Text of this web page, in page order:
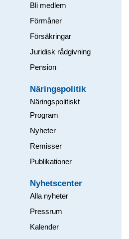
Bli medlem
Förmåner
Försäkringar
Juridisk rådgivning
Pension
Näringspolitik
Näringspolitiskt
Program
Nyheter
Remisser
Publikationer
Nyhetscenter
Alla nyheter
Pressrum
Kalender